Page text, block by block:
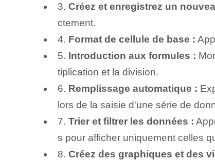
3. Créez et enregistrez un
ctement.
4. Format de cellule de base :
5. Introduction aux formules :
tiplication et la division.
6. Remplissage automatique :
lors de la saisie d'une série de
7. Trier et filtrer les données :
s pour afficher uniquement celles
8. Créez des graphiques et des